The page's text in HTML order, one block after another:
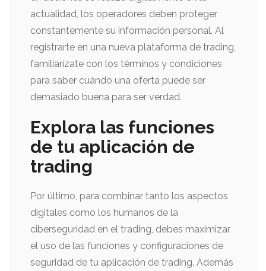
actualidad, los operadores deben proteger
constantemente su información personal. Al
registrarte en una nueva plataforma de trading,
familiarízate con los términos y condiciones
para saber cuándo una oferta puede ser
demasiado buena para ser verdad.
Explora las funciones
de tu aplicación de
trading
Por último, para combinar tanto los aspectos
digitales como los humanos de la
ciberseguridad en el trading, debes maximizar
el uso de las funciones y configuraciones de
seguridad de tu aplicación de trading. Además